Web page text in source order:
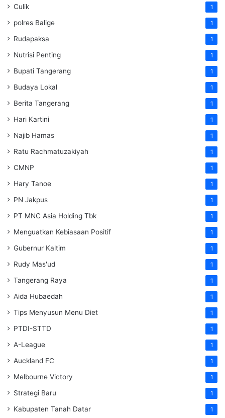
Culik 1
polres Balige 1
Rudapaksa 1
Nutrisi Penting 1
Bupati Tangerang 1
Budaya Lokal 1
Berita Tangerang 1
Hari Kartini 1
Najib Hamas 1
Ratu Rachmatuzakiyah 1
CMNP 1
Hary Tanoe 1
PN Jakpus 1
PT MNC Asia Holding Tbk 1
Menguatkan Kebiasaan Positif 1
Gubernur Kaltim 1
Rudy Mas'ud 1
Tangerang Raya 1
Aida Hubaedah 1
Tips Menyusun Menu Diet 1
PTDI-STTD 1
A-League 1
Auckland FC 1
Melbourne Victory 1
Strategi Baru 1
Kabupaten Tanah Datar 1